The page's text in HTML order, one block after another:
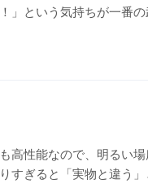
」という気持ちが一番
高性能なので、明るい
すぎると「実物と違う」